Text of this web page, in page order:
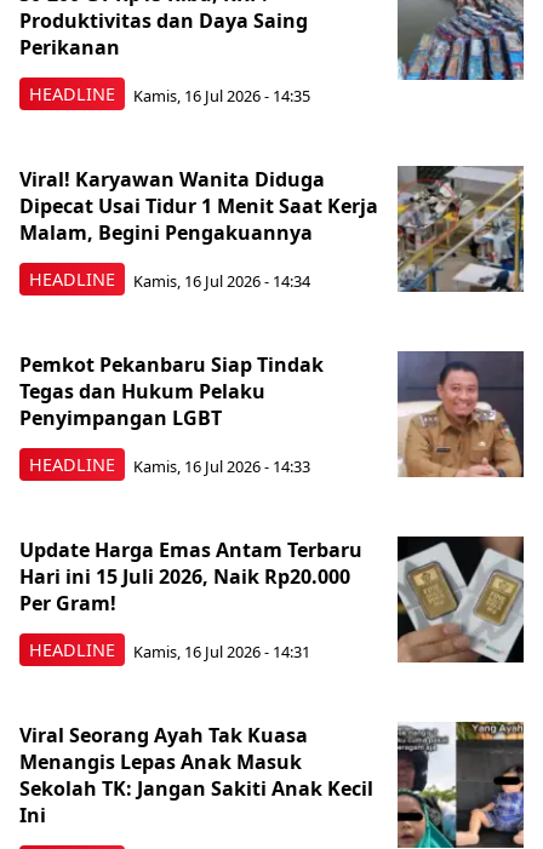
HEADLINE
Produktivitas dan Daya Saing
Perikanan
Kamis, 16 Jul 2026 - 14:35
HEADLINE
Viral! Karyawan Wanita Diduga
Dipecat Usai Tidur 1 Menit Saat Kerja
Malam, Begini Pengakuannya
Kamis, 16 Jul 2026 - 14:34
HEADLINE
Pemkot Pekanbaru Siap Tindak
Tegas dan Hukum Pelaku
Penyimpangan LGBT
Kamis, 16 Jul 2026 - 14:33
HEADLINE
Update Harga Emas Antam Terbaru
Hari ini 15 Juli 2026, Naik Rp20.000
Per Gram!
Kamis, 16 Jul 2026 - 14:31
Viral Seorang Ayah Tak Kuasa
Menangis Lepas Anak Masuk
Sekolah TK: Jangan Sakiti Anak Kecil
Ini